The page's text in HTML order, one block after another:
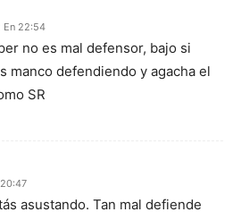
En 22:54
no es mal defensor, bajo si
manco defendiendo y agacha el
SR
asustando. Tan mal defiende